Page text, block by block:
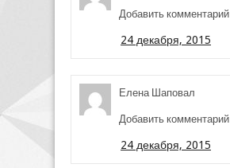
Добавить комментарий
24 декабря, 2015
Елена Шаповал
Добавить комментарий
24 декабря, 2015